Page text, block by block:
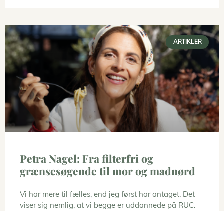
ARTIKLER
Petra Nagel: Fra filterfri og
grænsesøgende til mor og madnørd
Vi har mere til fælles, end jeg først har antaget. Det
viser sig nemlig, at vi begge er uddannede på RUC.